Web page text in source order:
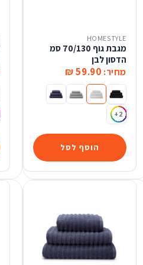
הוסף לסל
HOMESTYLE
מגבת גוף 70/130 סמ
הדסון לבן
מחיר: 59.90 ₪
מגבת גוף 70/130 סמ הדסון שחורמגבת גוף 70/130 סמ הדסון לבןמגבת גוף 70/130 סמ הדסון אפורמגבת גוף 70/130 סמ הדסון כחול
+2